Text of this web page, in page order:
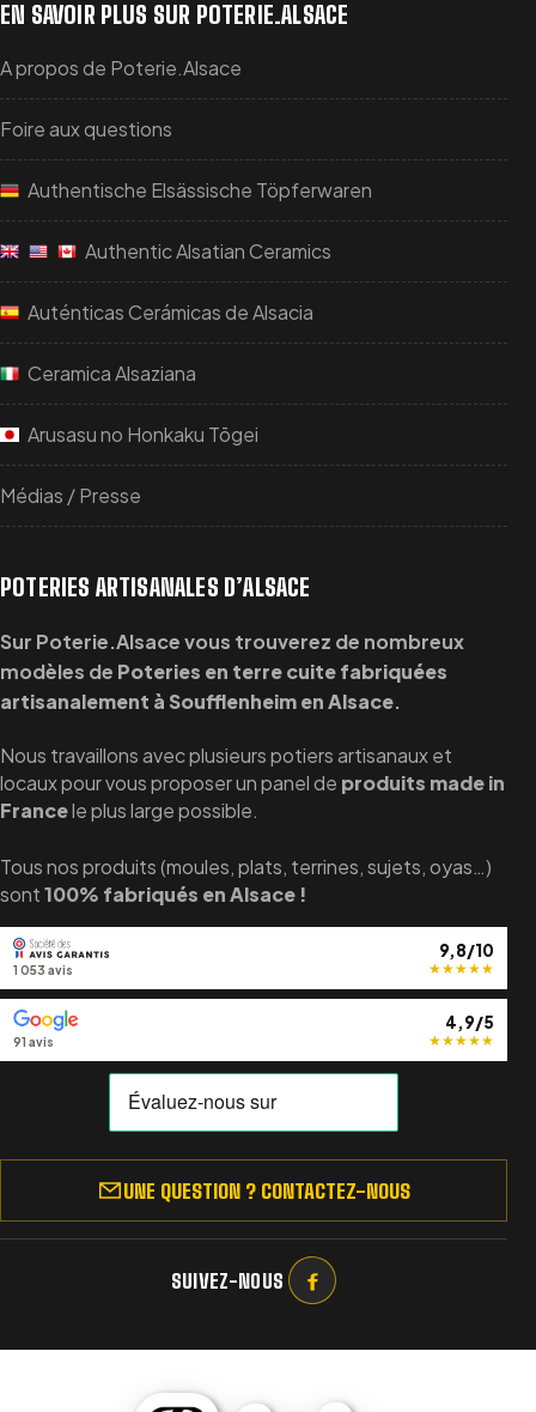
EN SAVOIR PLUS SUR POTERIE.ALSACE
A propos de Poterie.Alsace
Foire aux questions
Authentische Elsässische Töpferwaren
Authentic Alsatian Ceramics
Auténticas Cerámicas de Alsacia
Ceramica Alsaziana
Arusasu no Honkaku Tōgei
Médias / Presse
POTERIES ARTISANALES D’ALSACE
Sur Poterie.Alsace vous trouverez de nombreux
modèles de Poteries en terre cuite fabriquées
artisanalement à Soufflenheim en Alsace.
Nous travaillons avec plusieurs potiers artisanaux et
locaux pour vous proposer un panel de produits made in
Francele plus large possible.
Tous nos produits (moules, plats, terrines, sujets, oyas…)
sont100% fabriqués en Alsace !
9,8/10
★★★★★
1 053 avis
4,9/5
★★★★★
91 avis
UNE QUESTION ? CONTACTEZ-NOUS
SUIVEZ-NOUS